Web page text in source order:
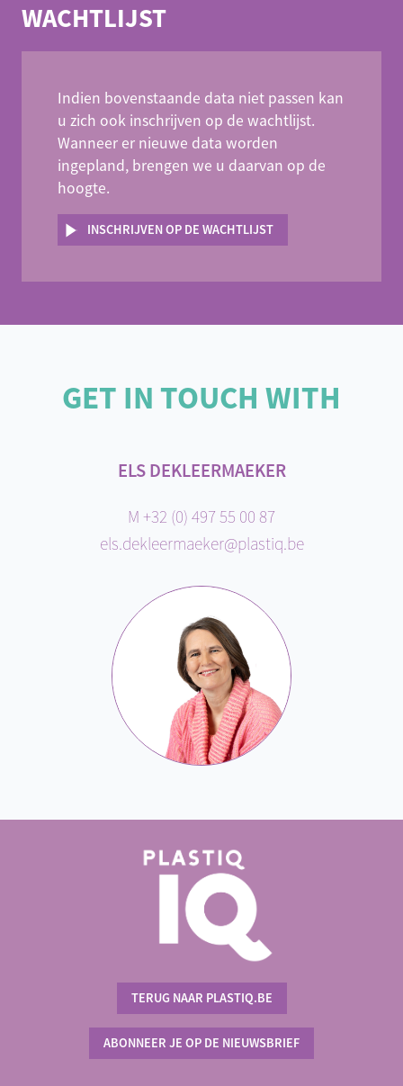
WACHTLIJST
Indien bovenstaande data niet passen kan
u zich ook inschrijven op de wachtlijst.
Wanneer er nieuwe data worden
ingepland, brengen we u daarvan op de
hoogte.
INSCHRIJVEN OP DE WACHTLIJST
GET IN TOUCH WITH
ELS DEKLEERMAEKER
M +32 (0) 497 55 00 87
els.dekleermaeker@plastiq.be
TERUG NAAR PLASTIQ.BE
ABONNEER JE OP DE NIEUWSBRIEF